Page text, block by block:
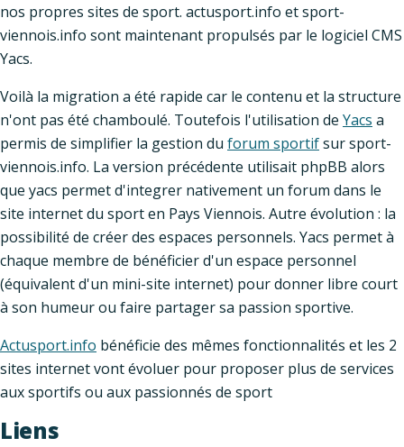
nos propres sites de sport. actusport.info et sport-
viennois.info sont maintenant propulsés par le logiciel CMS
Yacs.
Voilà la migration a été rapide car le contenu et la structure
n'ont pas été chamboulé. Toutefois l'utilisation de Yacs a
permis de simplifier la gestion du forum sportifsur sport-
viennois.info. La version précédente utilisait phpBB alors
que yacs permet d'integrer nativement un forum dans le
site internet du sport en Pays Viennois. Autre évolution : la
possibilité de créer des espaces personnels. Yacs permet à
chaque membre de bénéficier d'un espace personnel
(équivalent d'un mini-site internet) pour donner libre court
à son humeur ou faire partager sa passion sportive.
Actusport.info bénéficie des mêmes fonctionnalités et les 2
sites internet vont évoluer pour proposer plus de services
aux sportifs ou aux passionnés de sport
Liens